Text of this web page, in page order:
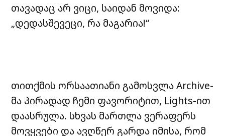
თავადაც არ ვიცი, საიდან მოვიდა:
„დედასშევეცი, რა მაგარია!“
თითქმის ორსაათიანი გამოსვლა Archive-
მა პირადად ჩემი ფავორიტით, Lights-ით
დაასრულა. სხვას მართლა ვერაფერს
მოვყვები და ავღწერ გარდა იმისა, რომ